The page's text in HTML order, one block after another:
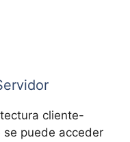
cliente-
se puede acceder